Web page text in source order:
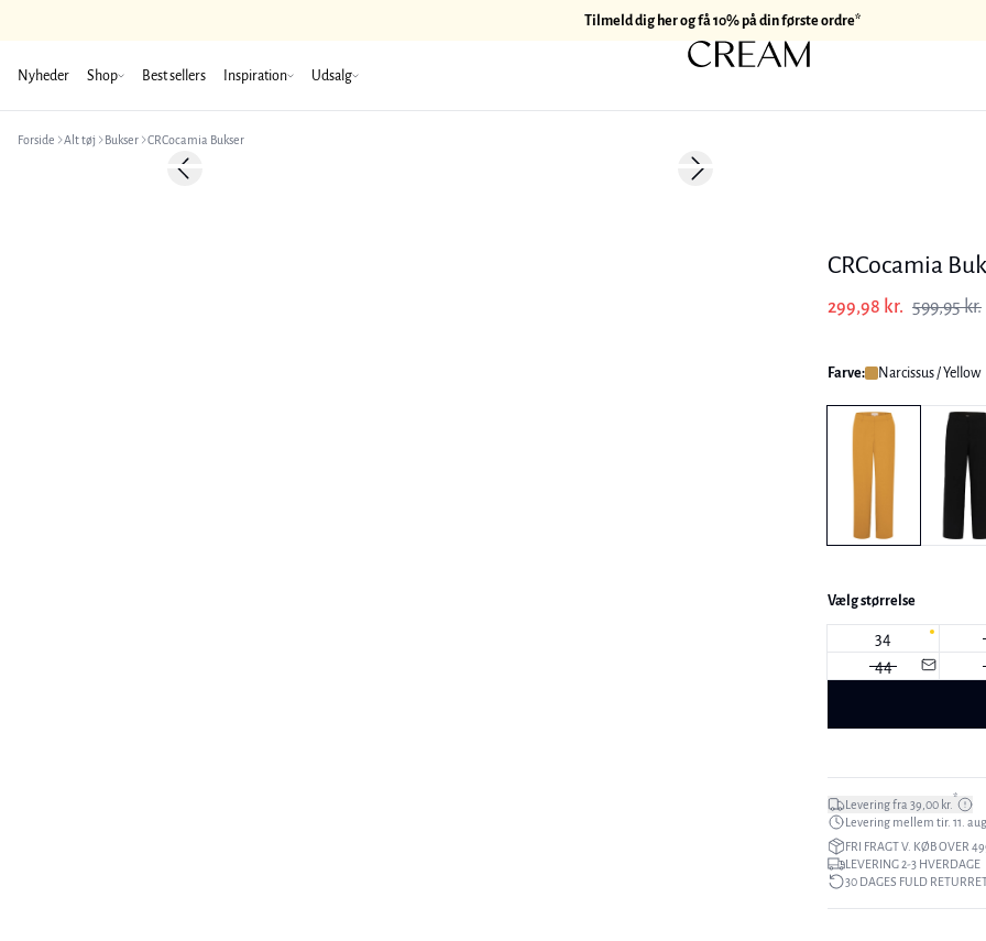
Tilmeld dig her og få 10% på din første ordre*
Nyheder Shop Best sellers Inspiration Udsalg
Forside Alt tøj Bukser CRCocamia Bukser
-50%Previous slide Next slide
CRCocamia
299,98 kr. 599,95 kr.
Farve: Narcissus / Yellow
Vælg størrelse
34
44
Levering fra 39,00 kr.*
Levering mellem tir. 11.
FRI FRAGT V. KØB OVER
LEVERING 2-3 HVERDAGE
30 DAGES FULD